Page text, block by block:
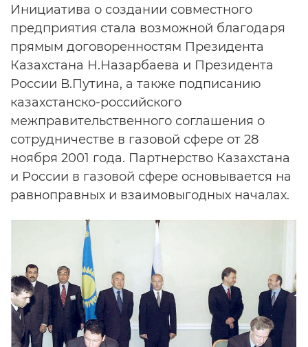
Инициатива о создании совместного
предприятия стала возможной благодаря
прямым договоренностям Президента
Казахстана Н.Назарбаева и Президента
России В.Путина, а также подписанию
казахстанско-российского
межправительственного соглашения о
сотрудничестве в газовой сфере от 28
ноября 2001 года. Партнерство Казахстана
и России в газовой сфере основывается на
равноправных и взаимовыгодных началах.